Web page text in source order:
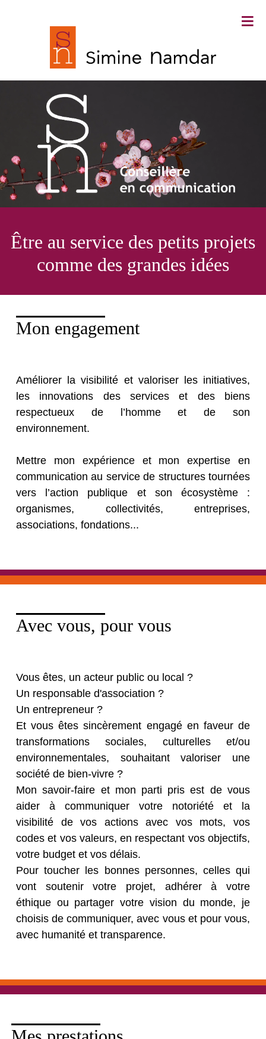
Simine Namdar ∙ Conseillère en
communication
Être au service des petits projets
comme des grandes idées
Mon engagement
Améliorer la visibilité et valoriser les initiatives,
les innovations des services et des biens
respectueux de l’homme et de son
environnement.
Mettre mon expérience et mon expertise en
communication au service de structures tournées
vers l’action publique et son écosystème :
organismes, collectivités, entreprises,
associations, fondations...
Avec vous, pour vous
Vous êtes, un acteur public ou local ?
Un responsable d'association ?
Un entrepreneur ?
Et vous êtes sincèrement engagé en faveur de
transformations sociales, culturelles et/ou
environnementales, souhaitant valoriser une
société de bien-vivre ?
Mon savoir-faire et mon parti pris est de vous
aider à communiquer votre notoriété et la
visibilité de vos actions avec vos mots, vos
codes et vos valeurs, en respectant vos objectifs,
votre budget et vos délais.
Pour toucher les bonnes personnes, celles qui
vont soutenir votre projet, adhérer à votre
éthique ou partager votre vision du monde, je
choisis de communiquer, avec vous et pour vous,
avec humanité et transparence.
≡